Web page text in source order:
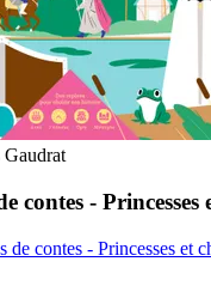
contes - Princesses
de contes - Princesses et